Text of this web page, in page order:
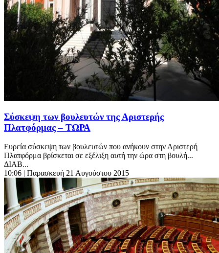
Σύσκεψη των βουλευτών της Αριστερής
Πλατφόρμας – ΤΩΡΑ
Ευρεία σύσκεψη των βουλευτών που ανήκουν στην Αριστερή
Πλατφόρμα βρίσκεται σε εξέλιξη αυτή την ώρα στη βουλή...
ΔΙΑΒ...
10:06 | Παρασκευή 21 Αυγούστου 2015